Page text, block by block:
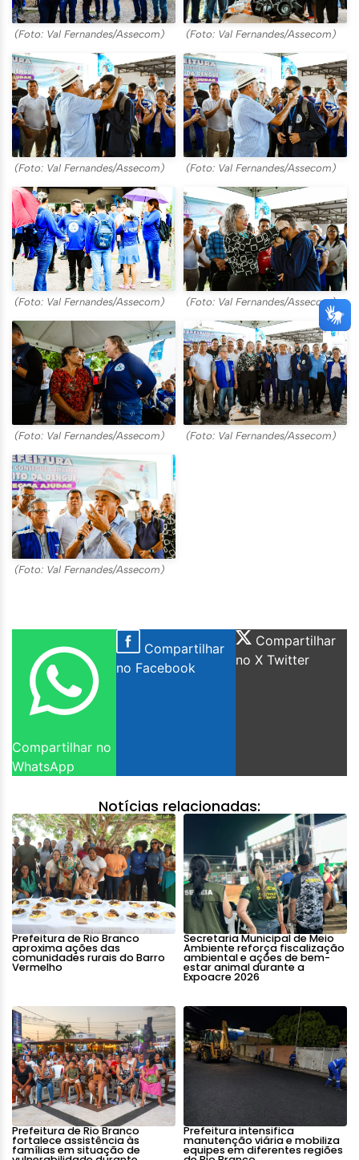
(Foto: Val Fernandes/Assecom) (Foto: Val Fernandes/Assecom)
(Foto: Val Fernandes/Assecom) (Foto: Val Fernandes/Assecom)
(Foto: Val Fernandes/Assecom) (Foto: Val Fernandes/Assecom)
(Foto: Val Fernandes/Assecom) (Foto: Val Fernandes/Assecom)
(Foto: Val Fernandes/Assecom)
Compartilhar no
WhatsApp
Compartilhar
no Facebook
Compartilhar
no X Twitter
Notícias relacionadas:
Prefeitura de Rio Branco
aproxima ações das
comunidades rurais do Barro
Vermelho
Secretaria Municipal de Meio
Ambiente reforça fiscalização
ambiental e ações de bem-
estar animal durante a
Expoacre 2026
Prefeitura de Rio Branco
fortalece assistência às
famílias em situação de
Prefeitura intensifica
manutenção viária e mobiliza
equipes em diferentes regiões